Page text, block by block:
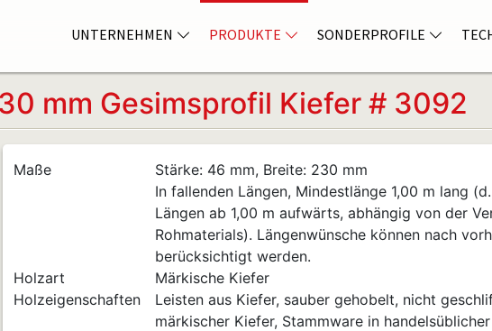
UNTERNEHMEN PRODUKTE SONDERPROFILE
mm Gesimsprofil Kiefer # 3092
Maße
Stärke: 46 mm, Breite: 230 mm
In fallenden Längen, Mindestlänge 1,00 m lang
Längen ab 1,00 m aufwärts, abhängig von der
Rohmaterials). Längenwünsche können nach
berücksichtigt werden.
Holzart
Märkische Kiefer
Holzeigenschaften
Leisten aus Kiefer, sauber gehobelt, nicht
märkischer Kiefer, Stammware in